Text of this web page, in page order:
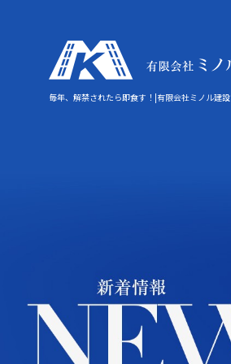
毎年、解禁されたら即食す！|有限会社ミノル建設